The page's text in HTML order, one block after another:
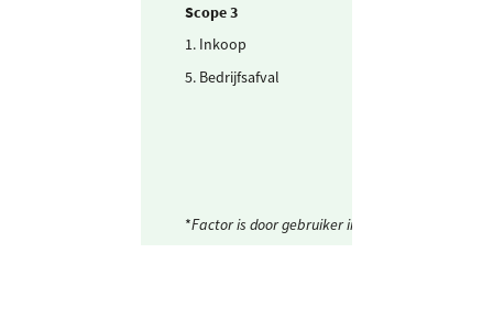
Scope 3
1. Inkoop
5. Bedrijfsafval
*Factor is door gebruiker ingesteld.